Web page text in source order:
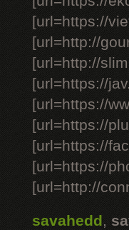
[url=https://
[url=http://
[url=http://
[url=https://
[url=https://
[url=https://
[url=https://
[url=https://
[url=http://
savahedd,